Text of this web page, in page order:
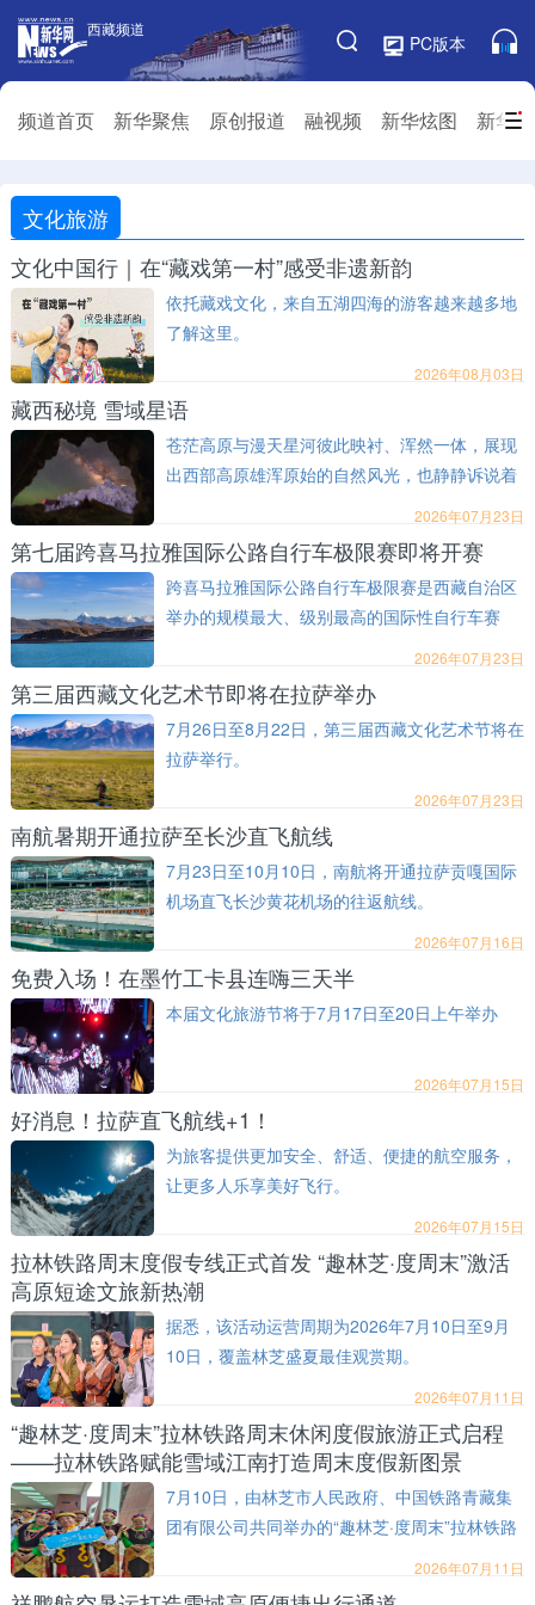
西藏频道
PC版本
频道首页 新华聚焦 原创报道 融视频 新华炫图 新华
西藏频道
频道栏目
新华炫图
新华访谈 新华云直播
视界屋脊
对口援藏
生态西藏 文化旅游
乡村振兴
推广信息
文化旅游
文化中国行｜在“藏戏第一村”感受非遗新韵
依托藏戏文化，来自五湖四海的游客越来越多地
了解这里。
2026年08月03日
藏西秘境 雪域星语
苍茫高原与漫天星河彼此映衬、浑然一体，展现
出西部高原雄浑原始的自然风光，也静静诉说着
这片雪域空间独有的辽阔静谧与人文底蕴。
2026年07月23日
第七届跨喜马拉雅国际公路自行车极限赛即将开赛
跨喜马拉雅国际公路自行车极限赛是西藏自治区
举办的规模最大、级别最高的国际性自行车赛
2026年07月23日
第三届西藏文化艺术节即将在拉萨举办
7月26日至8月22日，第三届西藏文化艺术节将在
拉萨举行。
2026年07月23日
南航暑期开通拉萨至长沙直飞航线
7月23日至10月10日，南航将开通拉萨贡嘎国际
机场直飞长沙黄花机场的往返航线。
2026年07月16日
免费入场！在墨竹工卡县连嗨三天半
本届文化旅游节将于7月17日至20日上午举办
2026年07月15日
好消息！拉萨直飞航线+1！
为旅客提供更加安全、舒适、便捷的航空服务，
让更多人乐享美好飞行。
2026年07月15日
拉林铁路周末度假专线正式首发 “趣林芝·度周末”激活
高原短途文旅新热潮
据悉，该活动运营周期为2026年7月10日至9月
10日，覆盖林芝盛夏最佳观赏期。
2026年07月11日
“趣林芝·度周末”拉林铁路周末休闲度假旅游正式启程
——拉林铁路赋能雪域江南打造周末度假新图景
7月10日，由林芝市人民政府、中国铁路青藏集
团有限公司共同举办的“趣林芝·度周末”拉林铁路
周末休闲度假旅游启程仪式在拉萨火车站隆重举
2026年07月11日